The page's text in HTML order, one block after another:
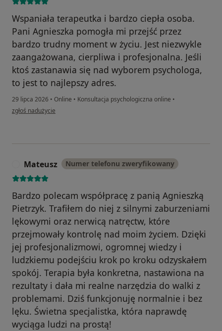
Wspaniała terapeutka i bardzo ciepła osoba.
Pani Agnieszka pomogła mi przejść przez
bardzo trudny moment w życiu. Jest niezwykle
zaangażowana, cierpliwa i profesjonalna. Jeśli
ktoś zastanawia się nad wyborem psychologa,
to jest to najlepszy adres.
29 lipca 2026 • Online • Konsultacja psychologiczna online •
w opinii użytkownika OLIWIA
zgłoś nadużycie
Mateusz Numer telefonu zweryfikowany
Bardzo polecam współpracę z panią Agnieszką
Pietrzyk. Trafiłem do niej z silnymi zaburzeniami
lękowymi oraz nerwicą natręctw, które
przejmowały kontrolę nad moim życiem. Dzięki
jej profesjonalizmowi, ogromnej wiedzy i
ludzkiemu podejściu krok po kroku odzyskałem
spokój. Terapia była konkretna, nastawiona na
rezultaty i dała mi realne narzędzia do walki z
problemami. Dziś funkcjonuję normalnie i bez
lęku. Świetna specjalistka, która naprawdę
wyciąga ludzi na prostą!